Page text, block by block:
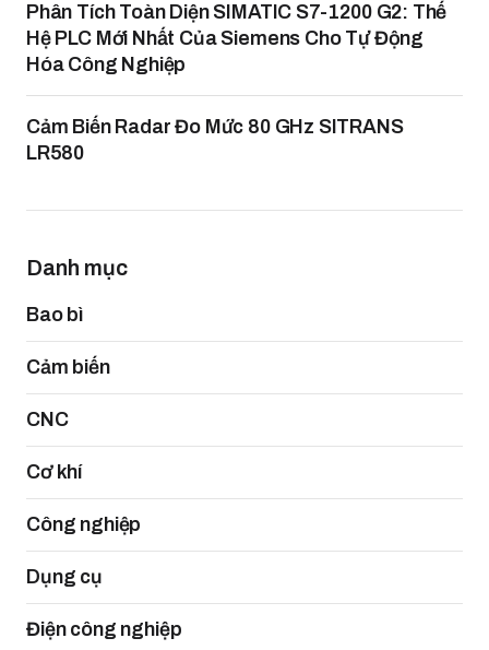
Phân Tích Toàn Diện SIMATIC S7-1200 G2: Thế
Hệ PLC Mới Nhất Của Siemens Cho Tự Động
Hóa Công Nghiệp
Cảm Biến Radar Đo Mức 80 GHz SITRANS
LR580
Danh mục
Bao bì
Cảm biến
CNC
Cơ khí
Công nghiệp
Dụng cụ
Điện công nghiệp